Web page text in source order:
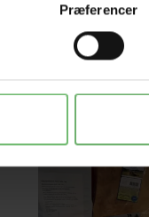
Præferencer